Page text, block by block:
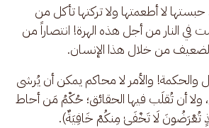
لا أطعمتها ولا تركتها تأكل من
النار من أجل هذه الهرة! انتصاراً من
من خلال هذا الإنسان.
والأمر لا محاكم يمكن أن يُرشى
ولا أن تُقلَب فيها الحقائق؛ حُكْمُ مَن أحاط
تُعْرَضُونَ لَا تَخْفَىٰ مِنكُمْ خَافِيَةٌ).